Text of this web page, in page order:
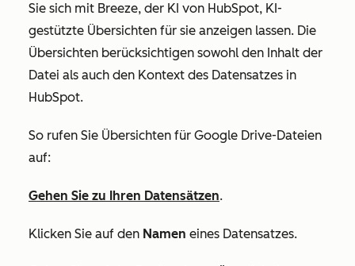
Sie sich mit Breeze, der KI von HubSpot, KI-
gestützte Übersichten für sie anzeigen lassen. Die
Übersichten berücksichtigen sowohl den Inhalt der
Datei als auch den Kontext des Datensatzes in
HubSpot.
So rufen Sie Übersichten für Google Drive-Dateien
auf:
Gehen Sie zu Ihren Datensätzen.
Klicken Sie auf den Namen eines Datensatzes.